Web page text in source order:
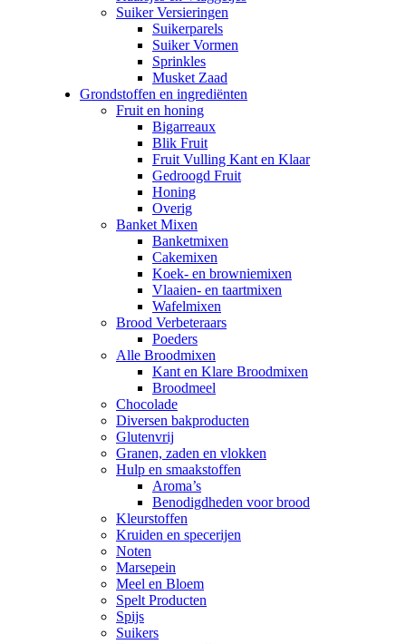
Suiker Versieringen
Suikerparels
Suiker Vormen
Sprinkles
Musket Zaad
Grondstoffen en ingrediënten
Fruit en honing
Bigarreaux
Blik Fruit
Fruit Vulling Kant en Klaar
Gedroogd Fruit
Honing
Overig
Banket Mixen
Banketmixen
Cakemixen
Koek- en browniemixen
Vlaaien- en taartmixen
Wafelmixen
Brood Verbeteraars
Poeders
Alle Broodmixen
Kant en Klare Broodmixen
Broodmeel
Chocolade
Diversen bakproducten
Glutenvrij
Granen, zaden en vlokken
Hulp en smaakstoffen
Aroma’s
Benodigdheden voor brood
Kleurstoffen
Kruiden en specerijen
Noten
Marsepein
Meel en Bloem
Spelt Producten
Spijs
Suikers